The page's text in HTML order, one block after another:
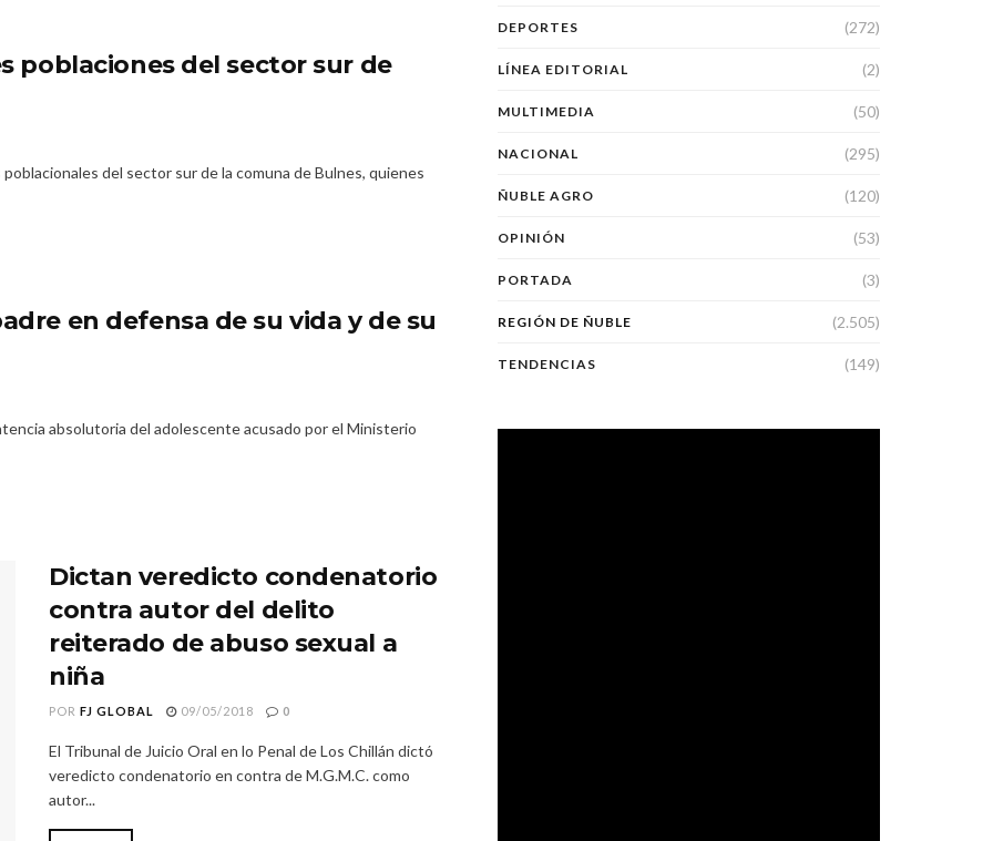
poblaciones del sector sur de
del sector sur de la comuna de Bulnes, quienes
en defensa de su vida y de su
absolutoria del adolescente acusado por el Ministerio
Dictan veredicto condenatorio
contra autor del delito
reiterado de abuso sexual a
niña
POR FJ GLOBAL 09/05/2018 0
El Tribunal de Juicio Oral en lo Penal de Los Chillán dictó
veredicto condenatorio en contra de M.G.M.C. como
autor...
DEPORTES (272)
LÍNEA EDITORIAL (2)
MULTIMEDIA (50)
NACIONAL (295)
ÑUBLE AGRO (120)
OPINIÓN (53)
PORTADA (3)
REGIÓN DE ÑUBLE (2.505)
TENDENCIAS (149)